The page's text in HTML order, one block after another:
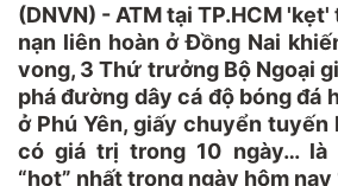
(DNVN) - ATM tại TP.HCM
nạn liên hoàn ở Đồng Nai
vong, 3 Thứ trưởng Bộ Ngoại
phá đường dây cá độ bóng đá
ở Phú Yên, giấy chuyển tuyến
có giá trị trong 10 ngày… là
“hot” nhất trong ngày hôm nay